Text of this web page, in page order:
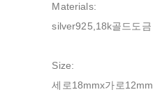
Materials:
silver925,18k골드도금
Size:
세로18mmx가로12mm